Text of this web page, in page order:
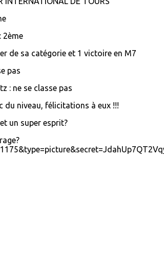
2ème
de sa catégorie et 1 victoire en M7
pas
: ne se classe pas
du niveau, félicitations à eux !!!
un super esprit?